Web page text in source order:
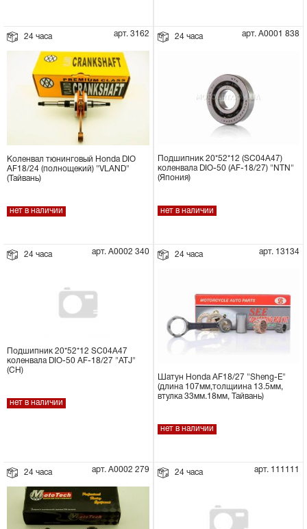
24 часа арт. 3162
Коленвал тюнинговый Honda DIO
AF18/24 (полнощекий) "VLAND"
(Тайвань)
нет в наличии
24 часа арт. А0001 838
Подшипник 20*52*12 (SC04A47)
коленвала DIO-50 (AF-18/27) "NTN"
(Япония)
нет в наличии
24 часа арт. А0002 340
Подшипник 20*52*12 SC04A47
коленвала DIO-50 AF-18/27 "ATJ"
(CH)
нет в наличии
24 часа арт. 13134
Шатун Honda AF18/27 "Sheng-E"
(длина 107мм,толщиина 13.5мм,
втулка 33мм.18мм, Тайвань)
нет в наличии
24 часа арт. А0002 279 24 часа арт. 111111